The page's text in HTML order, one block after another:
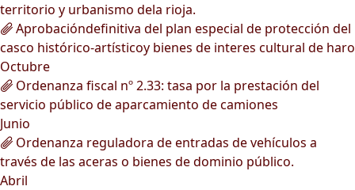
territorio y urbanismo dela rioja.
Aprobacióndefinitiva del plan especial de protección del
casco histórico-artísticoy bienes de interes cultural de haro
Octubre
Ordenanza fiscal nº 2.33: tasa por la prestación del
servicio público de aparcamiento de camiones
Junio
Ordenanza reguladora de entradas de vehículos a
través de las aceras o bienes de dominio público.
Abril